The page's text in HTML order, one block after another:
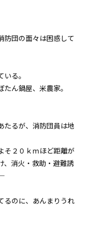
えていけ
祭当日
団の面々は困惑して
る。
ん鍋屋、米農家。
たるが、消防団員は地
そ２０ｋｍほど距離が
、消火・救助・避難誘
るのに、あんまりうれ